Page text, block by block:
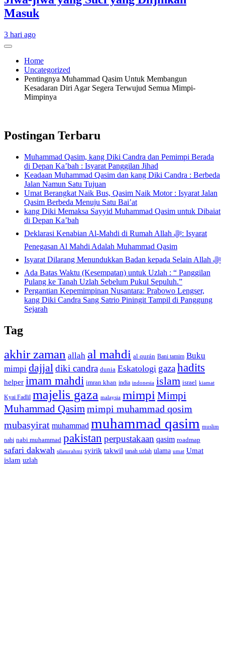
Masuk
3 hari ago
Home
Uncategorized
Pentingnya Muhammad Qasim Untuk Membangun
Kesadaran Diri Agar Segera Terwujud Semua Mimpi-
Mimpinya
Postingan Terbaru
Muhammad Qasim, kang Diki Candra dan Pemimpi Berada
di Depan Ka’bah : Isyarat Panggilan Jihad
Keadaan Muhammad Qasim dan kang Diki Candra : Berbeda
Jalan Namun Satu Tujuan
Umat Berangkat Naik Bus, Qasim Naik Motor : Isyarat Jalan
Qasim Berbeda Menuju Satu Bai’at
kang Diki Memaksa Sayyid Muhammad Qasim untuk Dibaiat
di Depan Ka’bah
Deklarasi Kenabian Al-Mahdi di Rumah Allah ﷻ: Isyarat
Penegasan Al Mahdi Adalah Muhammad Qasim
Isyarat Dilarang Menundukkan Badan kepada Selain Allah ﷻ
Ada Batas Waktu (Kesempatan) untuk Uzlah : “ Panggilan
Pulang ke Tanah Uzlah Sebelum Pukul Sepuluh.”
Pergantian Kepemimpinan Nusantara: Prabowo Lengser,
kang Diki Candra Sang Satrio Piningit Tampil di Panggung
Sejarah
Tag
akhir zaman allah al mahdi al qurán Bani tamim Buku
mimpi dajjal diki candra dunia Eskatologi gazahadits
helper imam mahdi imran khan india indonesia islam israel kiamat
Kyai Fadlil majelis gaza malaysia mimpi Mimpi
Muhammad Qasim mimpi muhammad qosim
mubasyirat muhammad muhammad qasim muslim
nabi nabi muhammad pakistan perpustakaan qasim roadmap
safari dakwah silaturahmi syirik takwil tanah uzlah ulama umat Umat
islam uzlah